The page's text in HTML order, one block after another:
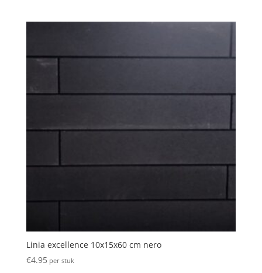
Linia excellence 10x15x60 cm nero
€4.95per stuk